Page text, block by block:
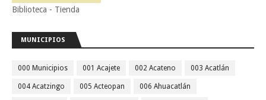
Biblioteca - Tienda
MUNICIPIOS
000 Municipios 001 Acajete 002 Acateno 003 Acatlán
004 Acatzingo 005 Acteopan 006 Ahuacatlán